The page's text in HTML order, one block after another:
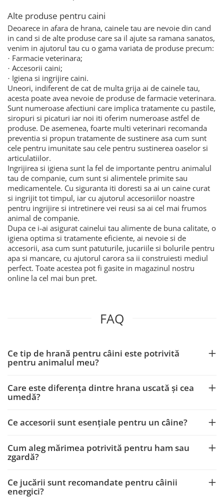
Alte produse pentru caini
Deoarece in afara de hrana, cainele tau are nevoie din cand
in cand si de alte produse care sa il ajute sa ramana sanatos,
venim in ajutorul tau cu o gama variata de produse precum:
· Farmacie veterinara;
· Accesorii caini;
· Igiena si ingrijire caini.
Uneori, indiferent de cat de multa grija ai de cainele tau,
acesta poate avea nevoie de produse de farmacie veterinara.
Sunt numeroase afectiuni care implica tratamente cu pastile,
siropuri si picaturi iar noi iti oferim numeroase astfel de
produse. De asemenea, foarte multi veterinari recomanda
preventia si propun tratamente de sustinere asa cum sunt
cele pentru imunitate sau cele pentru sustinerea oaselor si
articulatiilor.
Ingrijirea si igiena sunt la fel de importante pentru animalul
tau de companie, cum sunt si alimentele primite sau
medicamentele. Cu siguranta iti doresti sa ai un caine curat
si ingrijit tot timpul, iar cu ajutorul accesoriilor noastre
pentru ingrijire si intretinere vei reusi sa ai cel mai frumos
animal de companie.
Dupa ce i-ai asigurat cainelui tau alimente de buna calitate, o
igiena optima si tratamente eficiente, ai nevoie si de
accesorii, asa cum sunt patuturile, jucariile si bolurile pentru
apa si mancare, cu ajutorul carora sa ii construiesti mediul
perfect. Toate acestea pot fi gasite in magazinul nostru
online la cel mai bun pret.
FAQ
Ce tip de hrană pentru câini este potrivită
pentru animalul meu?
Care este diferența dintre hrana uscată și cea
umedă?
Ce accesorii sunt esențiale pentru un câine?
Cum aleg mărimea potrivită pentru ham sau
zgardă?
Ce jucării sunt recomandate pentru câinii
energici?